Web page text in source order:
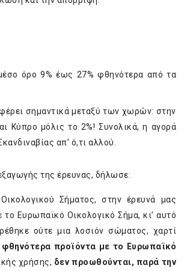
όρο 9% έως 27% φθηνότερα από τα
σημαντικά μεταξύ των χωρών: στην
Κύπρο μόλις το 2%! Συνολικά, η αγορά
απ’ ό,τι αλλού.
της έρευνας, δήλωσε:
Σήματος, στην έρευνά μας
το Ευρωπαϊκό Οικολογικό Σήμα, κι’ αυτό
ούτε μια λοσιόν σώματος, χαρτί
φθηνότερα προϊόντα με το Ευρωπαϊκό
χρήσης, δεν προωθούνται, παρά την